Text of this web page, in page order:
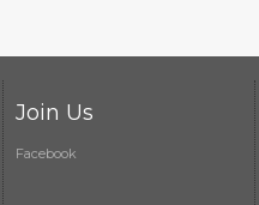
Join Us
Facebook